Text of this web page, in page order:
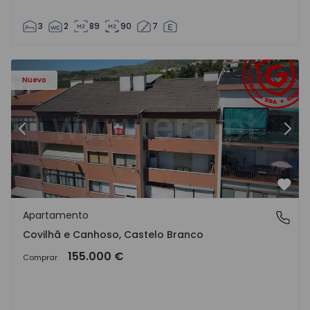
3 2 89 90 7
Nuevo
- 18
Apartamento T2 Covilhã, Covilhã e Canhoso - 1497806 -
Anterior
Covilhã e Canhoso, Castelo Branco
Apartamento
Covilhã e Canhoso, Castelo Branco
Comprar 155.000 €